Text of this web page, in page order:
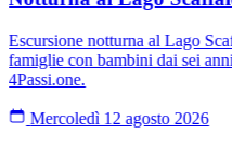
Escursione notturna al Lago
famiglie con bambini dai sei
4Passi.one.
Mercoledì 12 agosto 2026